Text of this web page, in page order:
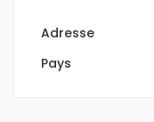
Adresse
Pays